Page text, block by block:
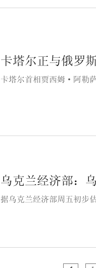
卡塔尔正与俄罗
卡塔尔首相贾西姆·阿勒
乌克兰经济部：
据乌克兰经济部周五初步